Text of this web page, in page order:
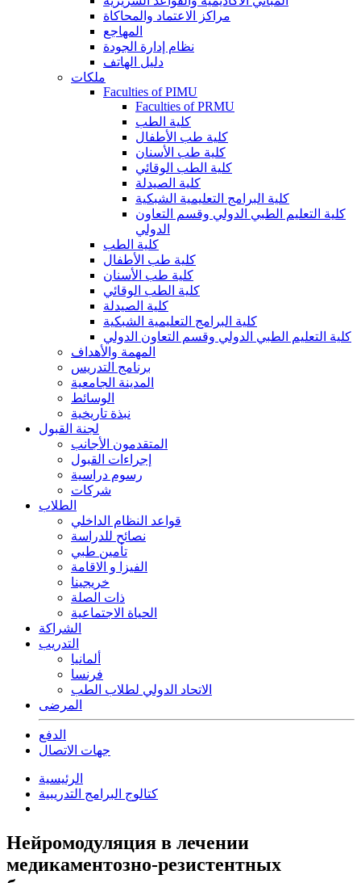
مراكز الاعتماد والمحاكاة
المهاجع
نظام إدارة الجودة
دليل الهاتف
ملكات
Faculties of PIMU
Faculties of PRMU
كلية الطب
كلية طب الأطفال
كلية طب الأسنان
كلية الطب الوقائي
كلية الصيدلة
كلية البرامج التعليمية الشبكية
كلية التعليم الطبي الدولي وقسم التعاون
الدولي
كلية الطب
كلية طب الأطفال
كلية طب الأسنان
كلية الطب الوقائي
كلية الصيدلة
كلية البرامج التعليمية الشبكية
كلية التعليم الطبي الدولي وقسم التعاون الدولي
المهمة والأهداف
برنامج التدريس
المدينة الجامعية
الوسائط
نبذة تاريخية
لجنة القبول
المتقدمون الأجانب
إجراءات القبول
رسوم دراسية
شركات
الطلاب
قواعد النظام الداخلي
نصائح للدراسة
تأمين طبي
الفيزا و الاقامة
خريجينا
ذات الصلة
الحياة الاجتماعية
الشراكة
التدريب
ألمانيا
فرنسا
الاتحاد الدولي لطلاب الطب
المرضى
الدفع
جهات الاتصال
الرئيسية
كتالوج البرامج التدريبية
Нейромодуляция в лечении
медикаментозно-резистентных